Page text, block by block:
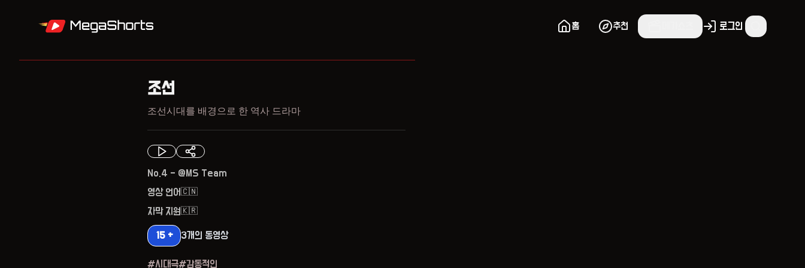
홈 추천 로그인
조선
조선시대를 배경으로 한 역사 드라마
No. 4 - @ MS Team
영상 언어🇨🇳
자막 지원🇰🇷
15 + 3개의 동영상
#시대극#감동적인